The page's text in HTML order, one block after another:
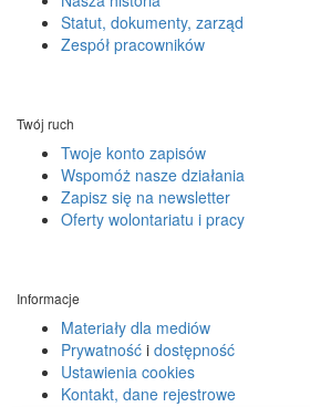
Statut, dokumenty, zarząd
Zespół pracowników
Twój ruch
Twoje konto zapisów
Wspomóż nasze działania
Zapisz się na newsletter
Oferty wolontariatu i pracy
Informacje
Materiały dla mediów
Prywatność i dostępność
Ustawienia cookies
Kontakt, dane rejestrowe